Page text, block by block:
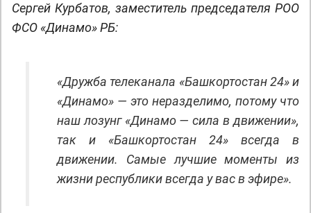
Сергей Курбатов, заместитель председателя РОО
ФСО «Динамо» РБ:
«Дружба телеканала «Башкортостан 24» и
«Динамо» — это неразделимо, потому что
наш лозунг «Динамо — сила в движении»,
так и «Башкортостан 24» всегда в
движении. Самые лучшие моменты из
жизни республики всегда у вас в эфире».